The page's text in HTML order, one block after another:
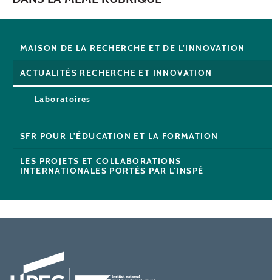
MAISON DE LA RECHERCHE ET DE L'INNOVATION
ACTUALITÉS RECHERCHE ET INNOVATION
Laboratoires
SFR POUR L'ÉDUCATION ET LA FORMATION
LES PROJETS ET COLLABORATIONS
INTERNATIONALES PORTÉS PAR L'INSPÉ